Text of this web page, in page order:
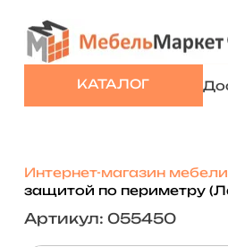
КАТАЛОГ
Интернет-магазин мебели
защитой по периметру
Артикул: 055450